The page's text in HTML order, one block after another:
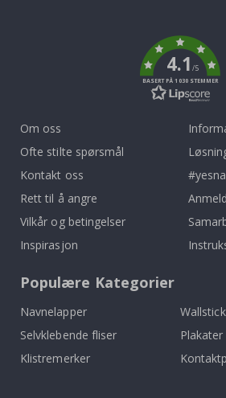
4.1/5
BASERT PÅ 1030 STEMMER
Om oss
Ofte stilte spørsmål
Kontakt oss
Rett til å angre
Vilkår og betingelser
Inspirasjon
Populære Kategorier
Navnelapper
Selvklebende fliser
Plakater
Klistremerker